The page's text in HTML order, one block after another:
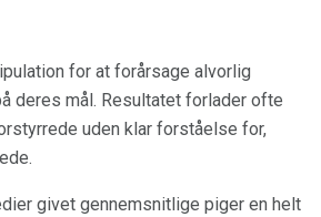
for at forårsage alvorlig
deres mål. Resultatet forlader ofte
uden klar forståelse for,
givet gennemsnitlige piger en helt